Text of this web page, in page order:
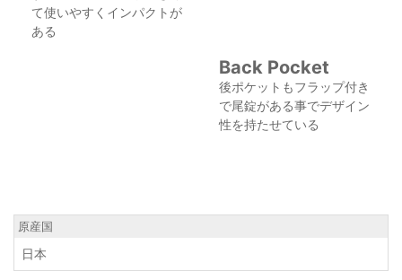
て使いやすくインパクトが
ある
Back Pocket
後ポケットもフラップ付き
で尾錠がある事でデザイン
性を持たせている
原産国
日本